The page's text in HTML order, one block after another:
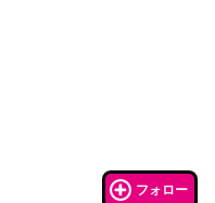
フォロー